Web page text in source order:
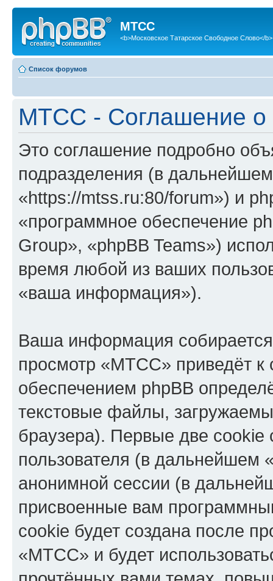
МТСС
<b>Московское Татарское Свободное Слово</b>
Список форумов
МТСС - Соглашение о
Это соглашение подробно
подразделения (в
«https://mtss.ru:80/forum») и
«программное обеспечение
Group», «phpBB Teams»)
время любой из ваших
«ваша информация»).
Ваша информация
просмотр «МТСС» приведёт
обеспечением phpBB
текстовые файлы,
браузера). Первые две cookie
пользователя (в дальнейшем
анонимной сессии (в
присвоенные вам
cookie будет создана после
«МТСС» и будет